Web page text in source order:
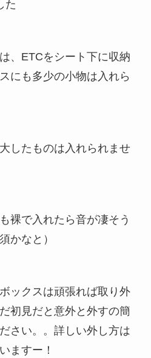
た
、ETCをシート下に収納
にも多少の小物は入れら
したものは入れられませ
裸で入れたら音が凄そう
かなと）
ックスは頑張れば取り外
初見だと意外と外すの簡
さい。。詳しい外し方は
ますー！